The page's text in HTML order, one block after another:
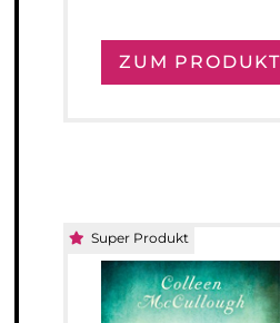
ZUM PRODUKT
Super Produkt